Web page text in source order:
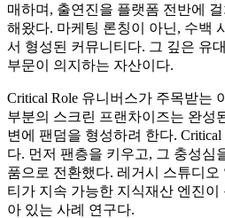
매하며, 출연진을 플랫폼 전반에
해왔다. 마케팅 론칭이 아닌, 수백
서 형성된 커뮤니티다. 그 깊은 유
부문이 의지하는 자산이다.
Critical Role 유니버스가 주목받는
부분의 스크린 프랜차이즈는 완성
변에 팬덤을 형성하려 한다.
다. 먼저 팬층을 키우고, 그 충성심
품으로 전환했다. 레거시 스튜디오
티가 지속 가능한 지식재산 엔진
아 있는 사례 연구다.